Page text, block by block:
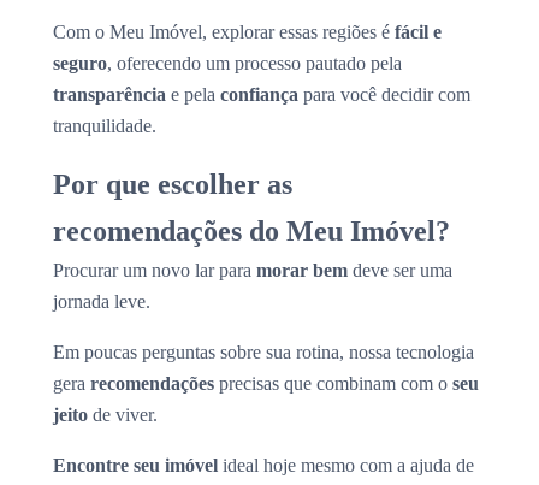
Com o Meu Imóvel, explorar essas regiões é fácil e
seguro, oferecendo um processo pautado pela
transparência e pela confiança para você decidir com
tranquilidade.
Por que escolher as
recomendações do Meu Imóvel?
Procurar um novo lar para morar bem deve ser uma
jornada leve.
Em poucas perguntas sobre sua rotina, nossa tecnologia
gera recomendações precisas que combinam com o seu
jeito de viver.
Encontre seu imóvel ideal hoje mesmo com a ajuda de